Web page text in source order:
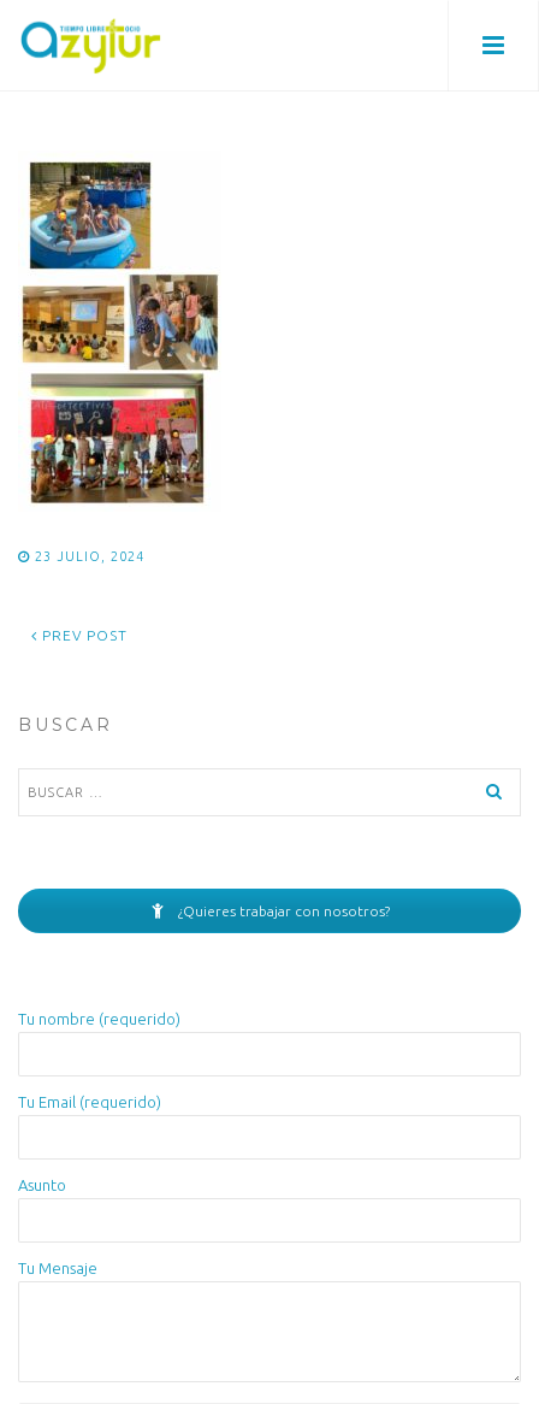
23 JULIO, 2024
PREV POST
BUSCAR
¿Quieres trabajar con nosotros?
Tu nombre (requerido)
Tu Email (requerido)
Asunto
Tu Mensaje